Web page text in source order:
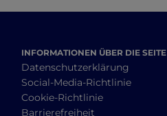
INFORMATIONEN ÜBER DIE SEITE
Datenschutzerklärung
Social-Media-Richtlinie
Cookie-Richtlinie
Barrierefreiheit